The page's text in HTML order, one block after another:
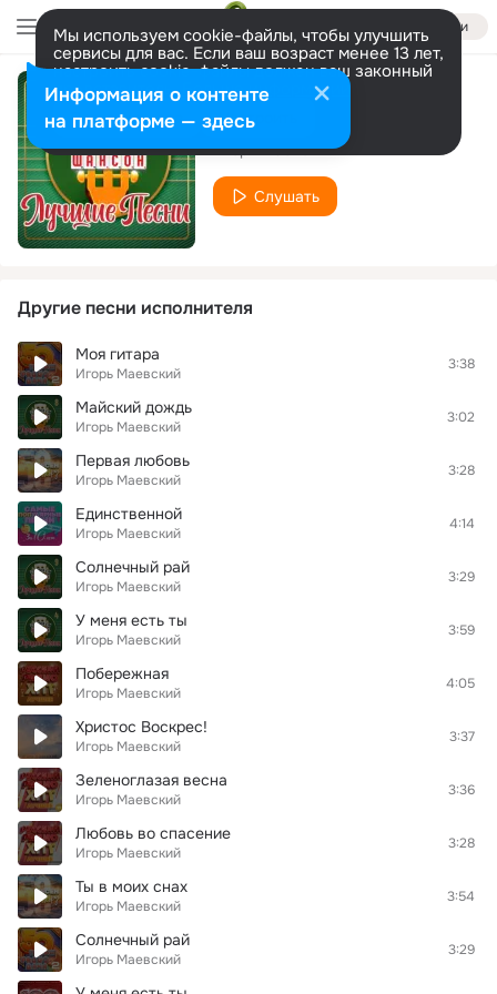
Войти
Мы используем cookie-файлы, чтобы улучшить
сервисы для вас. Если ваш возраст менее 13 лет,
настроить cookie-файлы должен ваш законный
представитель. Больше информации
Разрешить все Настроить
Я лечу
Игорь Маевский
Слушать
Другие песни исполнителя
Моя гитара
Игорь Маевский
3:38
Майский дождь
Игорь Маевский
3:02
Первая любовь
Игорь Маевский
3:28
Единственной
Игорь Маевский
4:14
Солнечный рай
Игорь Маевский
3:29
У меня есть ты
Игорь Маевский
3:59
Побережная
Игорь Маевский
4:05
Христоc Воскрес!
Игорь Маевский
3:37
Зеленоглазая весна
Игорь Маевский
3:36
Любовь во спасение
Игорь Маевский
3:28
Ты в моих снах
Игорь Маевский
3:54
Солнечный рай
Игорь Маевский
3:29
Информация о контенте
на платформе — здесь